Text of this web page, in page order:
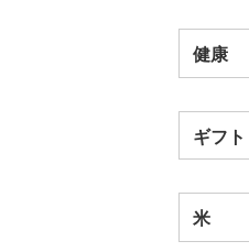
健康
ギフト
米